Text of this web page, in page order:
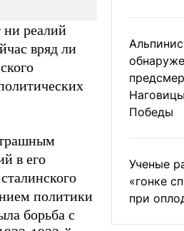
реалий
вряд ли
в его
политики
борьба с
Победы
Ученые
«гонке
при